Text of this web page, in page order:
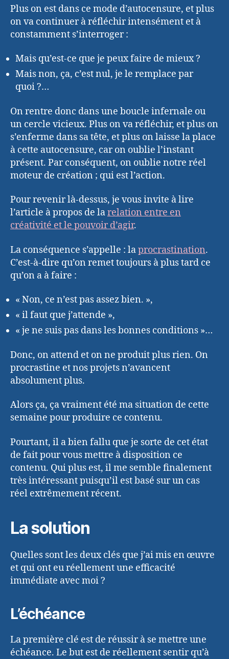
Plus on est dans ce mode d’autocensure, et plus
on va continuer à réfléchir intensément et à
constamment s’interroger :
Mais qu’est-ce que je peux faire de mieux ?
Mais non, ça, c’est nul, je le remplace par
quoi ?…
On rentre donc dans une boucle infernale ou
un cercle vicieux. Plus on va réfléchir, et plus on
s’enferme dans sa tête, et plus on laisse la place
à cette autocensure, car on oublie l’instant
présent. Par conséquent, on oublie notre réel
moteur de création ; qui est l’action.
Pour revenir là-dessus, je vous invite à lire
l’article à propos de larelation entre en
créativité et le pouvoir d’agir.
La conséquence s’appelle : laprocrastination.
C’est-à-dire qu’on remet toujours à plus tard ce
qu’on a à faire :
« Non, ce n’est pas assez bien. »,
« il faut que j’attende »,
« je ne suis pas dans les bonnes conditions »…
Donc, on attend et on ne produit plus rien. On
procrastine et nos projets n’avancent
absolument plus.
Alors ça, ça vraiment été ma situation de cette
semaine pour produire ce contenu.
Pourtant, il a bien fallu que je sorte de cet état
de fait pour vous mettre à disposition ce
contenu. Qui plus est, il me semble finalement
très intéressant puisqu’il est basé sur un cas
réel extrêmement récent.
La solution
Quelles sont les deux clés que j’ai mis en œuvre
et qui ont eu réellement une efficacité
immédiate avec moi ?
L’échéance
La première clé est de réussir à se mettre une
échéance. Le but est de réellement sentir qu’à